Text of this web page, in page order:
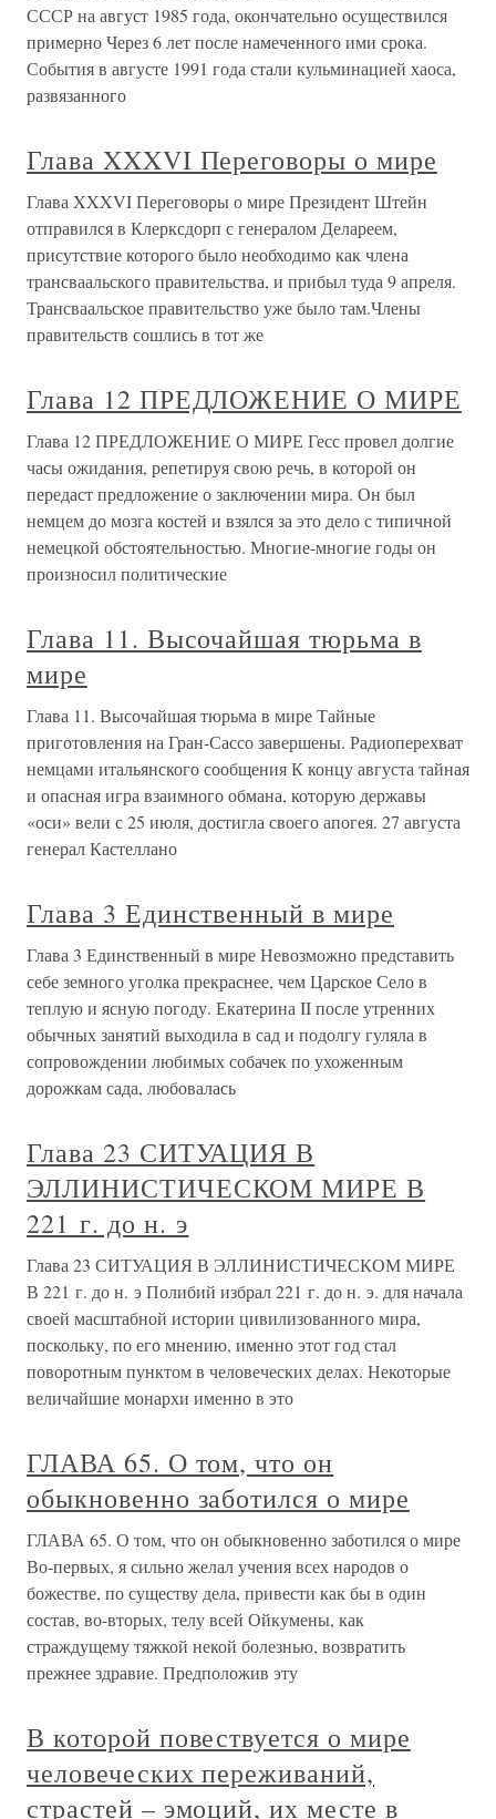
СССР на август 1985 года, окончательно осуществился
примерно Через 6 лет после намеченного ими срока.
События в августе 1991 года стали кульминацией хаоса,
развязанного
Глава XXXVI Переговоры о мире
Глава XXXVI Переговоры о мире Президент Штейн
отправился в Клерксдорп с генералом Делареем,
присутствие которого было необходимо как члена
трансваальского правительства, и прибыл туда 9 апреля.
Трансваальское правительство уже было там.Члены
правительств сошлись в тот же
Глава 12 ПРЕДЛОЖЕНИЕ О МИРЕ
Глава 12 ПРЕДЛОЖЕНИЕ О МИРЕ Гесс провел долгие
часы ожидания, репетируя свою речь, в которой он
передаст предложение о заключении мира. Он был
немцем до мозга костей и взялся за это дело с типичной
немецкой обстоятельностью. Многие-многие годы он
произносил политические
Глава 11. Высочайшая тюрьма в
мире
Глава 11. Высочайшая тюрьма в мире Тайные
приготовления на Гран-Сассо завершены. Радиоперехват
немцами итальянского сообщения К концу августа тайная
и опасная игра взаимного обмана, которую державы
«оси» вели с 25 июля, достигла своего апогея. 27 августа
генерал Кастеллано
Глава 3 Единственный в мире
Глава 3 Единственный в мире Невозможно представить
себе земного уголка прекраснее, чем Царское Село в
теплую и ясную погоду. Екатерина II после утренних
обычных занятий выходила в сад и подолгу гуляла в
сопровождении любимых собачек по ухоженным
дорожкам сада, любовалась
Глава 23 СИТУАЦИЯ В
ЭЛЛИНИСТИЧЕСКОМ МИРЕ В
221 г. до н. э
Глава 23 СИТУАЦИЯ В ЭЛЛИНИСТИЧЕСКОМ МИРЕ
В 221 г. до н. э Полибий избрал 221 г. до н. э. для начала
своей масштабной истории цивилизованного мира,
поскольку, по его мнению, именно этот год стал
поворотным пунктом в человеческих делах. Некоторые
величайшие монархи именно в это
ГЛАВА 65. О том, что он
обыкновенно заботился о мире
ГЛАВА 65. О том, что он обыкновенно заботился о мире
Во-первых, я сильно желал учения всех народов о
божестве, по существу дела, привести как бы в один
состав, во-вторых, телу всей Ойкумены, как
страждущему тяжкой некой болезнью, возвратить
прежнее здравие. Предположив эту
В которой повествуется о мире
человеческих переживаний,
страстей – эмоций, их месте в